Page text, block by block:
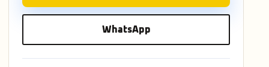
WhatsApp